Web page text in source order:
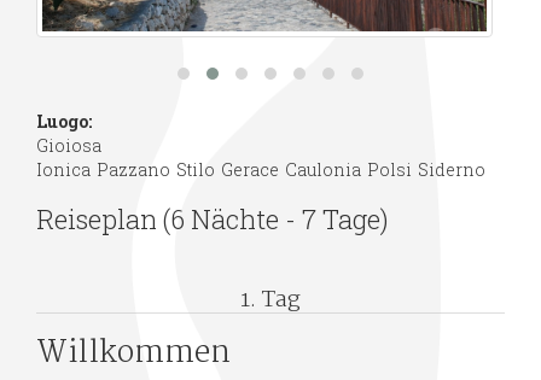
Luogo:
Gioiosa
Ionica Pazzano Stilo Gerace Caulonia Polsi Siderno
Reiseplan (6 Nächte - 7 Tage)
1. Tag
Willkommen